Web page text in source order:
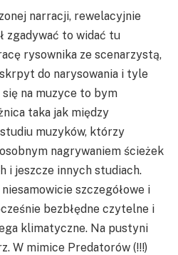
narracji, rewelacyjnie
zgadywać to widać tu
rysownika ze scenarzystą,
do narysowania i tyle
się na muzyce to bym
taka jak między
muzyków, którzy
nagrywaniem ścieżek
i jeszcze innych studiach.
szczegółowe i
bezbłędne czytelne i
klimatyczne. Na pustyni
W mimice Predatorów (!!!)